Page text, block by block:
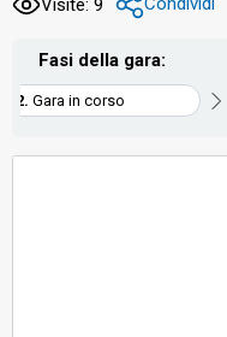
Fasi della gara:
Gara in corso